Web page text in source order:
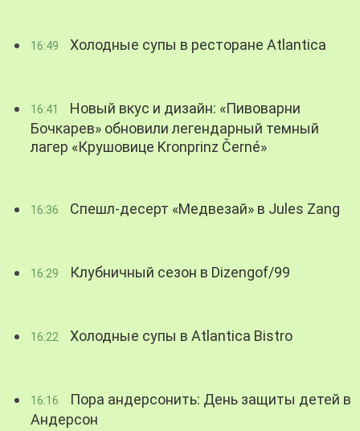
16:49 Холодные супы в ресторане Atlantica
16:41
Новый вкус и дизайн: «Пивоварни
Бочкарев» обновили легендарный темный
лагер «Крушовице Kronprinz Černé»
16:36 Спешл-десерт «Медвезай» в Jules Zang
16:29 Клубничный сезон в Dizengof/99
16:22 Холодные супы в Atlantica Bistro
16:16
Пора андерсонить: День защиты детей в
Андерсон